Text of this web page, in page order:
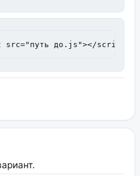
до.js"></